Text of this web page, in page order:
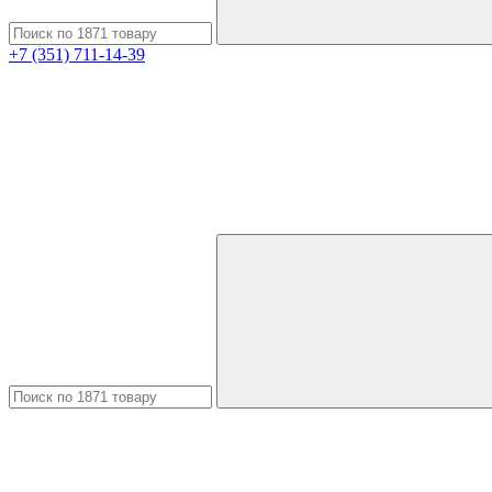
+7 (351) 711-14-39